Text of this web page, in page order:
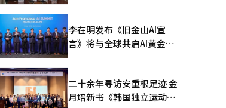
李在明发布《旧金山AI宣
言》将与全球共启AI黄金时
二十余年寻访安重根足迹 金
月培新书《韩国独立运动圣